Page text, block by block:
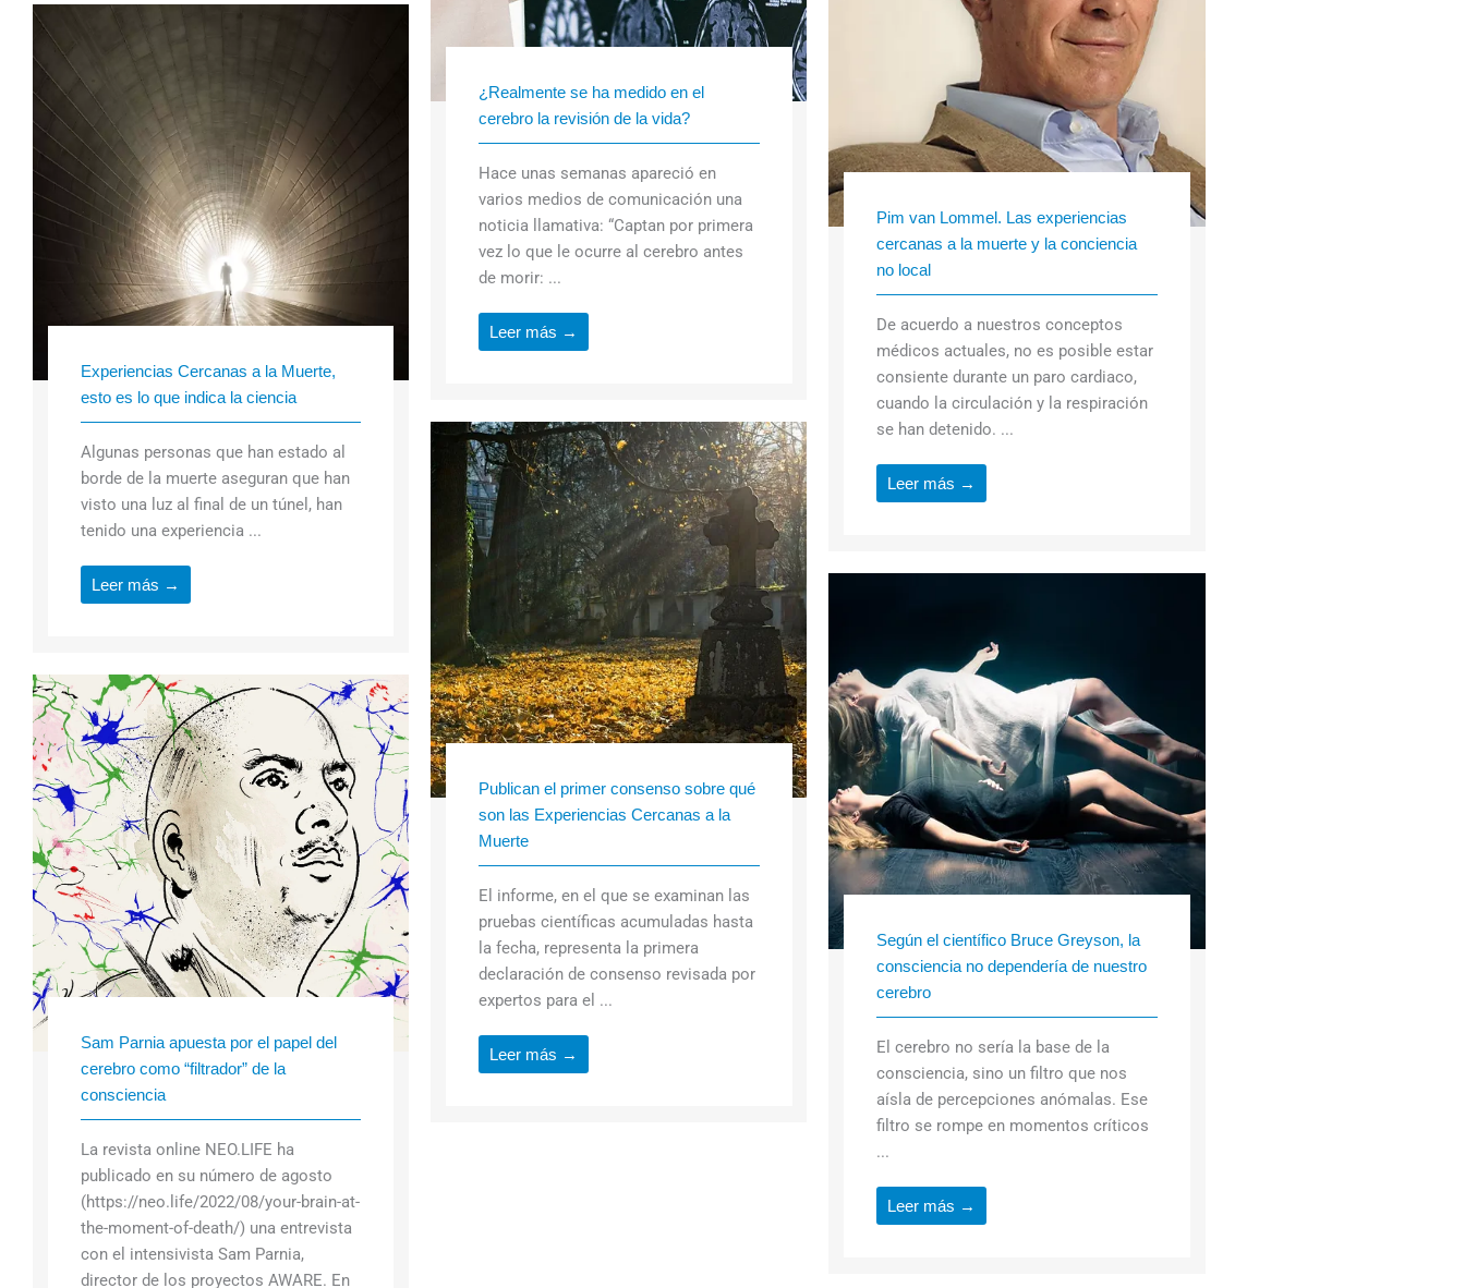
¿Realmente se ha medido en el
cerebro la revisión de la vida?
Hace unas semanas apareció en
varios medios de comunicación una
noticia llamativa: “Captan por primera
vez lo que le ocurre al cerebro antes
de morir: ...
Leer más →
Pim van Lommel. Las experiencias
cercanas a la muerte y la conciencia
no local
De acuerdo a nuestros conceptos
médicos actuales, no es posible estar
consiente durante un paro cardiaco,
cuando la circulación y la respiración
se han detenido. ...
Leer más →
Experiencias Cercanas a la Muerte,
esto es lo que indica la ciencia
Algunas personas que han estado al
borde de la muerte aseguran que han
visto una luz al final de un túnel, han
tenido una experiencia ...
Leer más →
Publican el primer consenso sobre qué
son las Experiencias Cercanas a la
Muerte
El informe, en el que se examinan las
pruebas científicas acumuladas hasta
la fecha, representa la primera
declaración de consenso revisada por
expertos para el ...
Leer más →
Según el científico Bruce Greyson, la
consciencia no dependería de nuestro
cerebro
El cerebro no sería la base de la
consciencia, sino un filtro que nos
aísla de percepciones anómalas. Ese
filtro se rompe en momentos críticos
...
Leer más →
Sam Parnia apuesta por el papel del
cerebro como “filtrador” de la
consciencia
La revista online NEO.LIFE ha
publicado en su número de agosto
(https://neo.life/2022/08/your-brain-at-
the-moment-of-death/) una entrevista
con el intensivista Sam Parnia,
director de los proyectos AWARE. En